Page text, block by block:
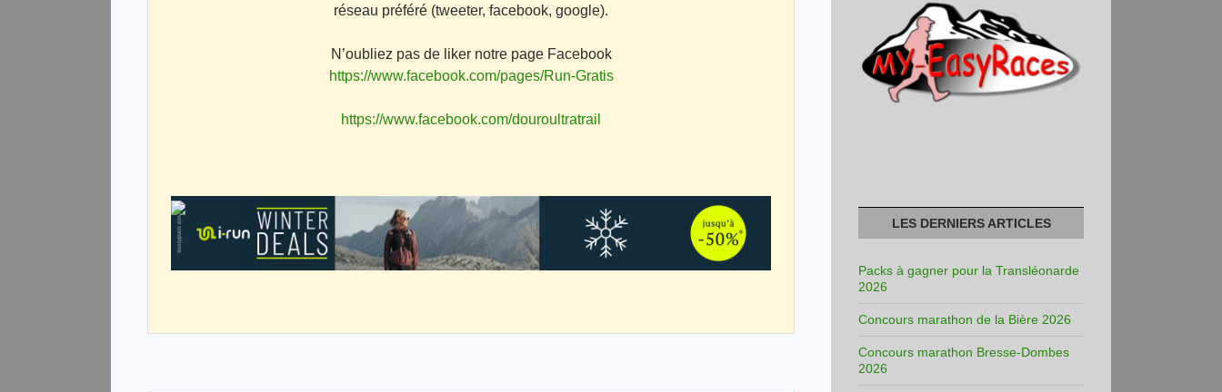
réseau préféré (tweeter, facebook, google).
N’oubliez pas de liker notre page Facebook
https://www.facebook.com/pages/Run-Gratis
https://www.facebook.com/douroultratrail
LES DERNIERS ARTICLES
Packs à gagner pour la Transléonarde
2026
Concours marathon de la Bière 2026
Concours marathon Bresse-Dombes
2026